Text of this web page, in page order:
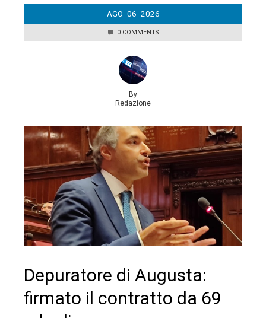
AGO 06 2026
0 COMMENTS
By
Redazione
Depuratore di Augusta:
firmato il contratto da 69